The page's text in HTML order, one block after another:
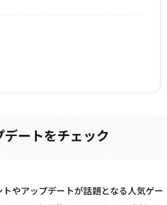
ートをチェック
やアップデートが話題となる人気ゲー